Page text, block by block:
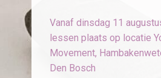
Vanaf dinsdag 11
lessen plaats op locatie
Movement,
Den Bosch